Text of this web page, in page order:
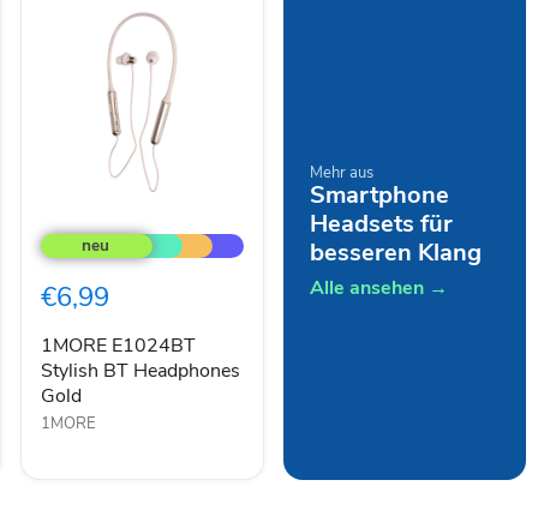
E1024BT
Stylish
Headphones
€6,99
1MORE E1024BT
Stylish BT Headphones
Gold
1MORE
Mehr aus
Smartphone
Headsets für
besseren Klang
Alle ansehen →